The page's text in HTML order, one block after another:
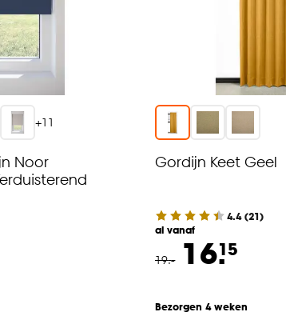
+11
Noor
Gordijn Keet Geel
4.4(21)
al vanaf
19.- 16.15
Bezorgen 4 weken